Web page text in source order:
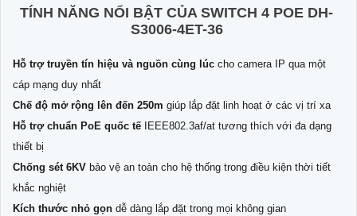
TÍNH NĂNG NỔI BẬT CỦA SWITCH 4 POE DH-
S3006-4ET-36
Hỗ trợ truyền tín hiệu và nguồn cùng lúc cho camera IP qua một
cáp mạng duy nhất
Chế độ mở rộng lên đến 250m giúp lắp đặt linh hoạt ở các vị trí xa
Hỗ trợ chuẩn PoE quốc tế IEEE802.3af/at tương thích với đa dạng
thiết bị
Chống sét 6KV bảo vệ an toàn cho hệ thống trong điều kiện thời tiết
khắc nghiệt
Kích thước nhỏ gọn dễ dàng lắp đặt trong mọi không gian